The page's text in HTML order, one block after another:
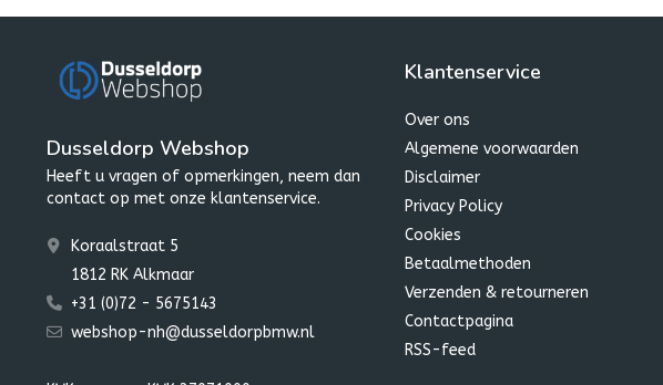
Dusseldorp Webshop
Heeft u vragen of opmerkingen, neem dan
contact op met onze klantenservice.
Koraalstraat 5
1812 RK Alkmaar
+31 (0)72 - 5675143
webshop-nh@dusseldorpbmw.nl
Klantenservice
Over ons
Algemene voorwaarden
Disclaimer
Privacy Policy
Cookies
Betaalmethoden
Verzenden & retourneren
Contactpagina
RSS-feed